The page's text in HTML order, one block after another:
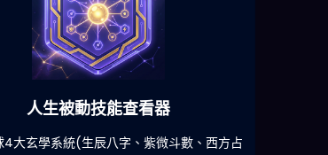
六合彩發達神器
過500萬個低概率中獎組合，提高中獎率